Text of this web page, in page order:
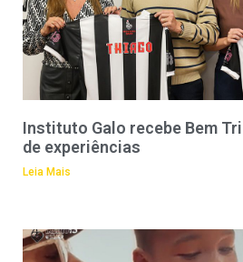
Instituto Galo recebe Bem
de experiências
Leia Mais